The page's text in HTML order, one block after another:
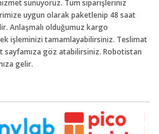
sunuyoruz. Tüm siparişleriniz
uygun olarak paketlenip 48 saat
Anlaşmalı olduğumuz kargo
işleminizi tamamlayabilirsiniz. Teslimat
sayfamıza göz atabilirsiniz. Robotistan
gelir.